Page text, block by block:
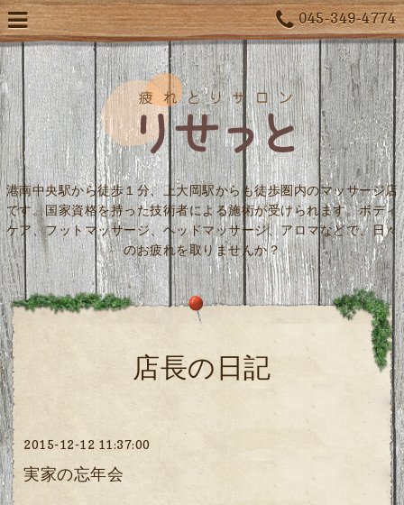
045-349-4774
港南中央駅から徒歩１分、上大岡駅からも徒歩圏内のマッサージ店
です。国家資格を持った技術者による施術が受けられます。ボディ
ケア、フットマッサージ、ヘッドマッサージ、アロマなどで、日々
のお疲れを取りませんか？
店長の日記
2015-12-12 11:37:00
実家の忘年会